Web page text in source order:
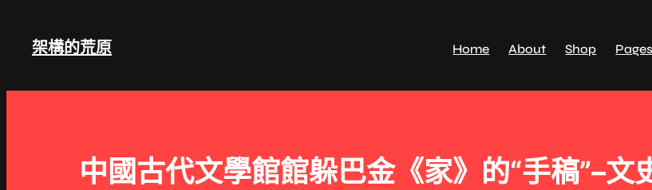
架構的荒原 Home About Shop Pages
中國古代文學館館躲巴金《家》的“手稿”–文